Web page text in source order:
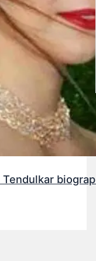
Tendulkar